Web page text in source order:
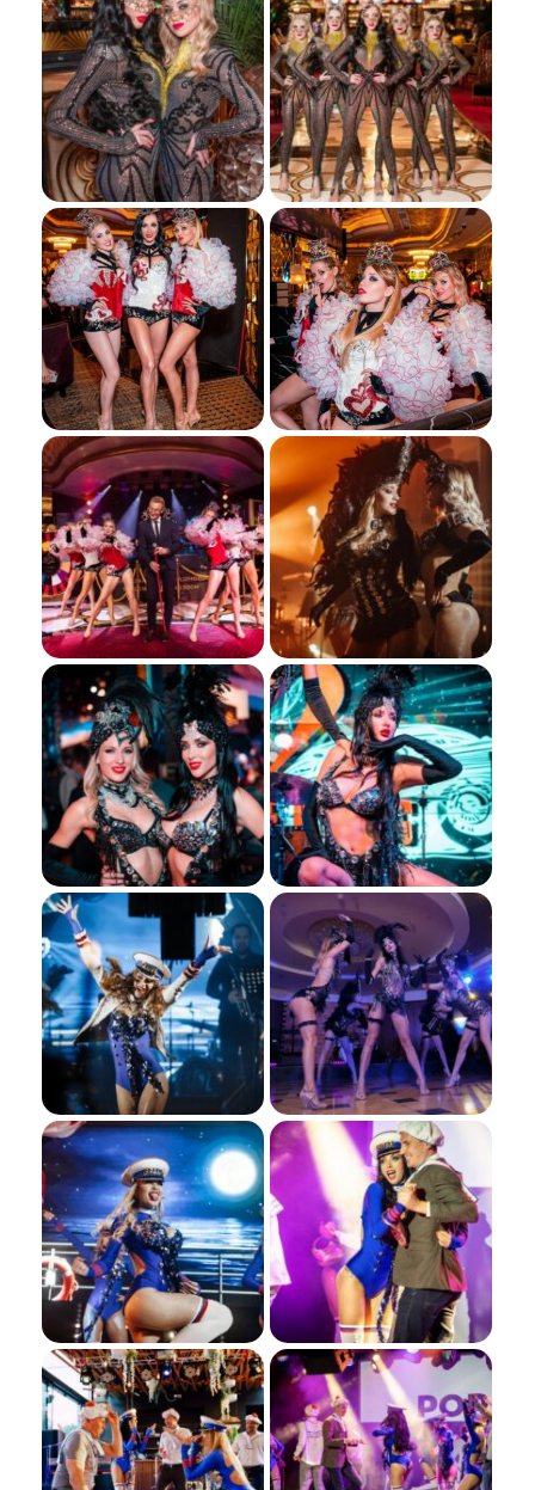
Я даю согласие ООО «Империя-Сочи» на обработку моих
персональных данных в целях рассмотрения моего
обращения согласноПолитике обработки персональных
данныхиСогласию на обработку персональных данных.